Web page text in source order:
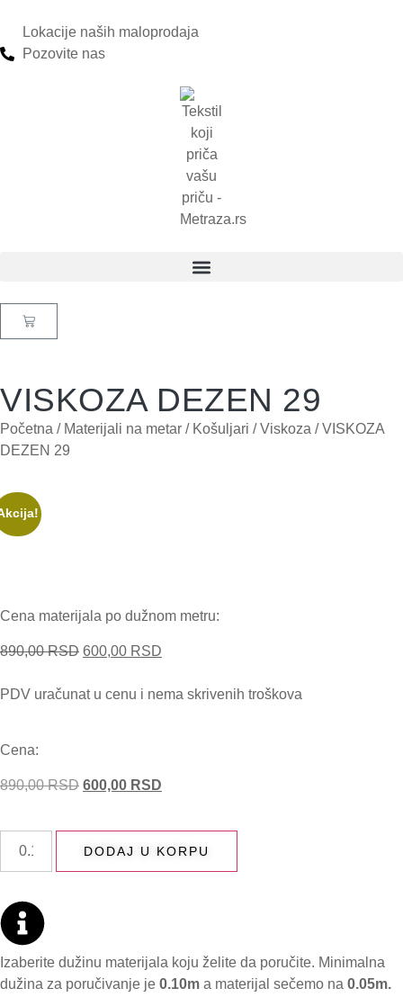
Lokacije naših maloprodaja
Pozovite nas
VISKOZA DEZEN 29
Početna / Materijali na metar / Košuljari /Viskoza / VISKOZA
DEZEN 29
Cena materijala po dužnom metru:
890,00RSD 600,00 RSD
PDV uračunat u cenu i nema skrivenih troškova
Cena:
890,00RSD 600,00 RSD
DODAJ U KORPU
Izaberite dužinu materijala koju želite da poručite. Minimalna
dužina za poručivanje je 0.10m a materijal sečemo na 0.05m.